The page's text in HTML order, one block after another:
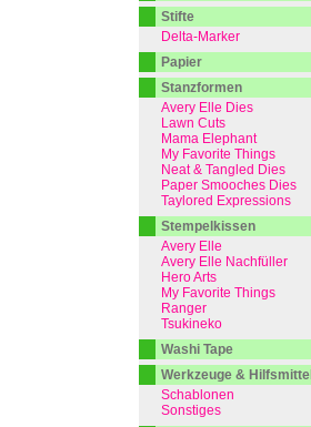
Stifte
Delta-Marker
Papier
Stanzformen
Avery Elle Dies
Lawn Cuts
Mama Elephant
My Favorite Things
Neat & Tangled Dies
Paper Smooches Dies
Taylored Expressions
Stempelkissen
Avery Elle
Avery Elle Nachfüller
Hero Arts
My Favorite Things
Ranger
Tsukineko
Washi Tape
Werkzeuge & Hilfsmittel
Schablonen
Sonstiges